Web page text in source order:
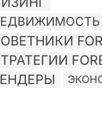
НЕДВИЖИМОСТЬ
СОВЕТНИКИ
СТРАТЕГИИ
ТЕНДЕРЫ